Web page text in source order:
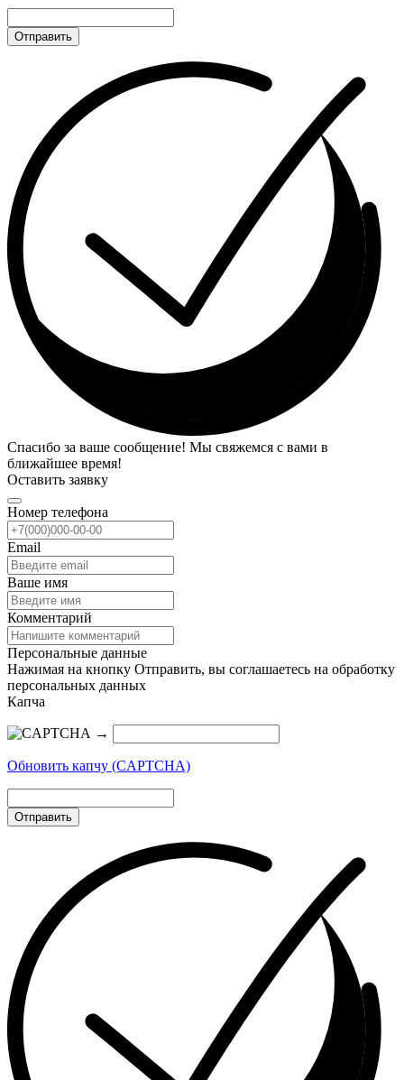
Отправить
Спасибо за ваше сообщение! Мы свяжемся с вами в
ближайшее время!
Оставить заявку
Номер телефона
Email
Ваше имя
Комментарий
Персональные данные
Нажимая на кнопку Отправить, вы соглашаетесь на обработку
персональных данных
Капча
→
Обновить капчу (CAPTCHA)
Отправить